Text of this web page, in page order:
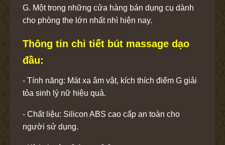
G. Một trong những cửa hàng bán dụng cụ dành
cho phòng the lớn nhất nhì hiện nay.
Thông tin chi tiết bút massage dạo
đầu:
- Tính năng: Mát xa âm vật, kích thích điểm G giải
tỏa sinh lý nữ hiệu quả.
- Chất liệu: Silicon ABS cao cấp an toàn cho
người sử dụng.